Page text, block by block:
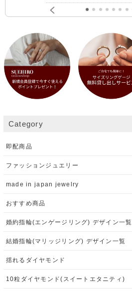
Category
即配商品
ファッションジュエリー
made in japan jewelry
おすすめ商品
婚約指輪(エンゲージリング) デザイン一覧
結婚指輪(マリッジリング) デザイン一覧
揺れるダイヤモンド
10粒ダイヤモンド(スイートエタニティ)